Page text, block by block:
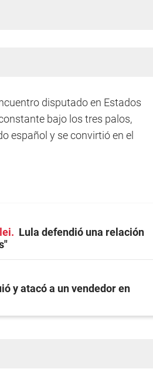
disputado en Estados
bajo los tres palos,
español y se convirtió en el
Lula defendió una relación
y atacó a un vendedor en